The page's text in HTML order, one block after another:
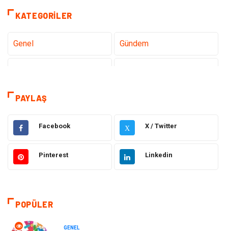
KATEGORILER
Genel Gündem
Teknoloji & İnternet
Elektrik & Elektronik Eğitim
Gıda Estetik ve Güzellik
Otomotiv
Giyim
PAYLAŞ
Facebook X X / Twitter
Pinterest Linkedin
POPÜLER
GENEL